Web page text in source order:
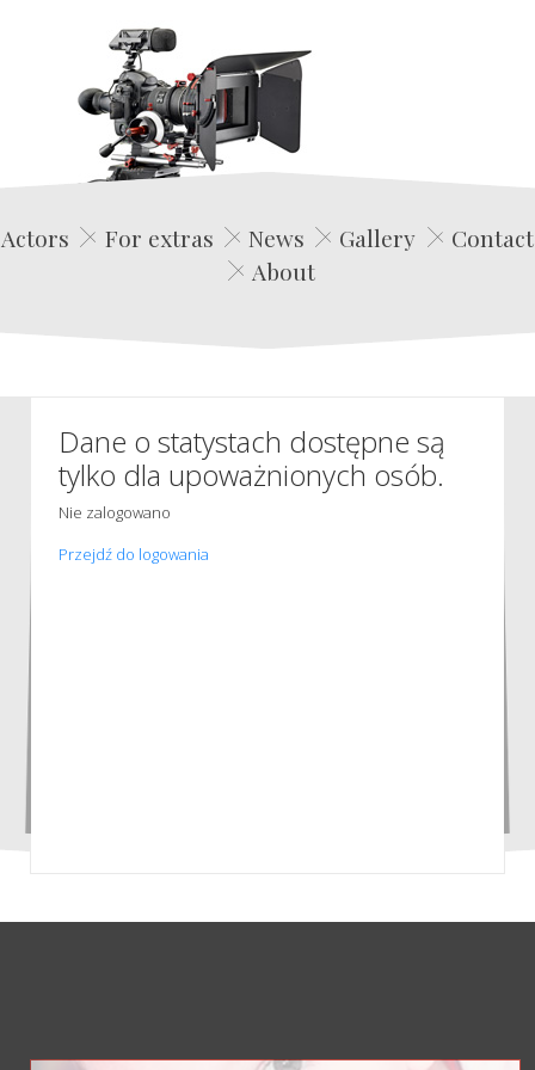
Edwin Film Agencja Aktorska
Actors For extras News Gallery
Contact
About
Dane o statystach dostępne są
tylko dla upoważnionych osób.
Nie zalogowano
Przejdź do logowania